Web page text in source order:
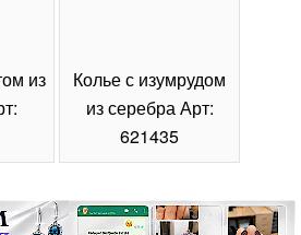
из
Колье с изумрудом
из серебра Арт:
621435